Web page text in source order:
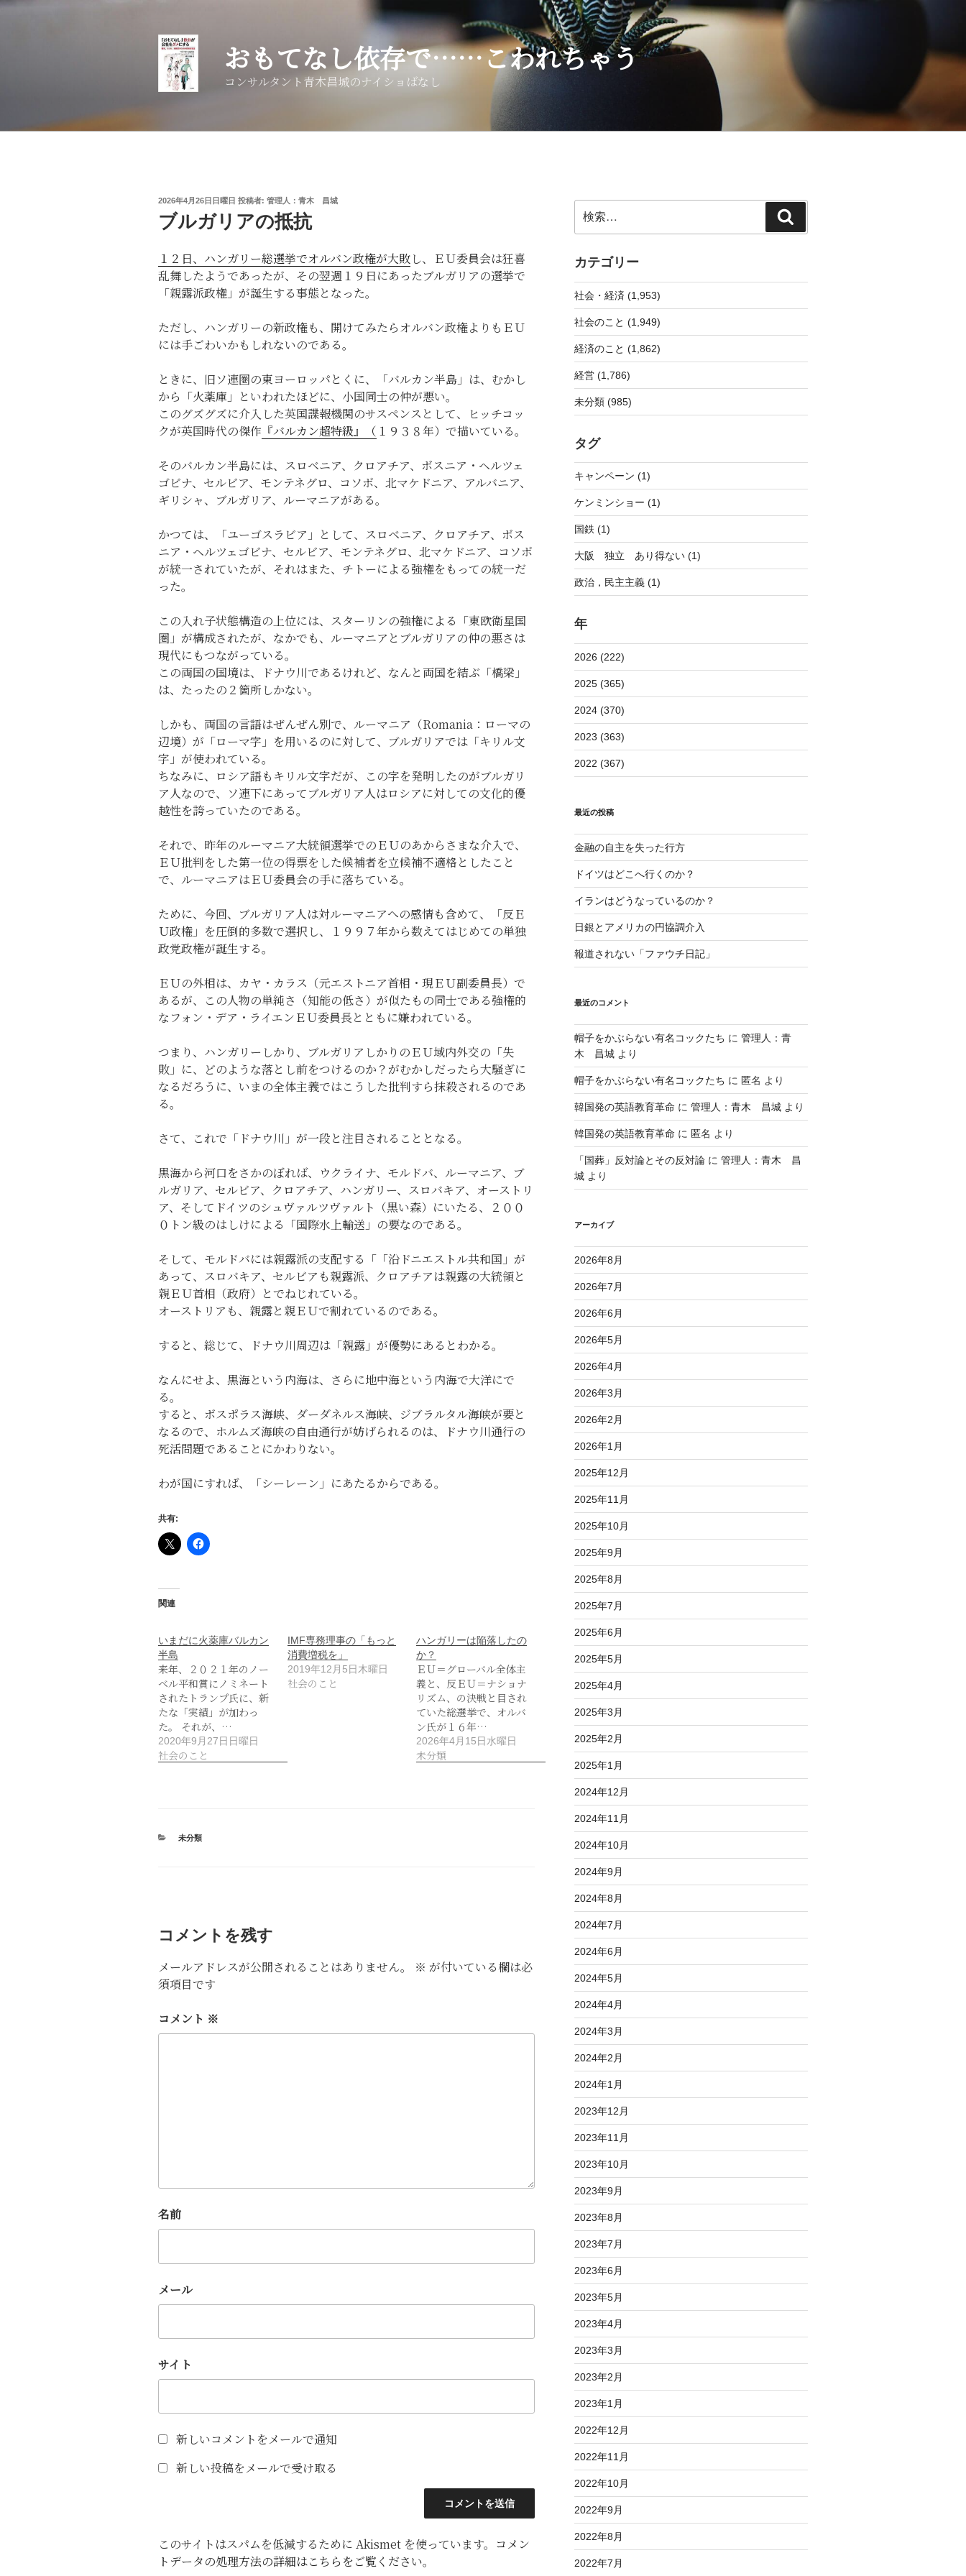
コ
キ
おもてなし依存で……こわれちゃう
コンサルタント青木昌城のナイショばなし
投
日:
2026年4月26日日曜日 投稿者: 管理人：青木 昌城
ブルガリアの抵抗
１２日、ハンガリー総選挙でオルバン政権が大敗し、ＥＵ委員会は狂喜
乱舞したようであったが、その翌週１９日にあったブルガリアの選挙で
「親露派政権」が誕生する事態となった。
ただし、ハンガリーの新政権も、開けてみたらオルバン政権よりもＥＵ
には手ごわいかもしれないのである。
ときに、旧ソ連圏の東ヨーロッパとくに、「バルカン半島」は、むかし
から「火薬庫」といわれたほどに、小国同士の仲が悪い。
このグズグズに介入した英国諜報機関のサスペンスとして、ヒッチコッ
クが英国時代の傑作 『バルカン超特級』（ １９３８年）で描いている。
そのバルカン半島には、スロベニア、クロアチア、ボスニア・ヘルツェ
ゴビナ、セルビア、モンテネグロ、コソボ、北マケドニア、アルバニア、
ギリシャ、ブルガリア、ルーマニアがある。
かつては、「ユーゴスラビア」として、スロベニア、クロアチア、ボス
ニア・ヘルツェゴビナ、セルビア、モンテネグロ、北マケドニア、コソボ
が統一されていたが、それはまた、チトーによる強権をもっての統一だ
った。
この入れ子状態構造の上位には、スターリンの強権による「東欧衛星国
圏」が構成されたが、なかでも、ルーマニアとブルガリアの仲の悪さは
現代にもつながっている。
この両国の国境は、ドナウ川であるけれど、なんと両国を結ぶ「橋梁」
は、たったの２箇所しかない。
しかも、両国の言語はぜんぜん別で、ルーマニア（Romania：ローマの
辺境）が「ローマ字」を用いるのに対して、ブルガリアでは「キリル文
字」が使われている。
ちなみに、ロシア語もキリル文字だが、この字を発明したのがブルガリ
ア人なので、ソ連下にあってブルガリア人はロシアに対しての文化的優
越性を誇っていたのである。
それで、昨年のルーマニア大統領選挙でのＥＵのあからさまな介入で、
ＥＵ批判をした第一位の得票をした候補者を立候補不適格としたこと
で、ルーマニアはＥＵ委員会の手に落ちている。
ために、今回、ブルガリア人は対ルーマニアへの感情も含めて、「反Ｅ
Ｕ政権」を圧倒的多数で選択し、１９９７年から数えてはじめての単独
政党政権が誕生する。
ＥＵの外相は、カヤ・カラス（元エストニア首相・現ＥＵ副委員長）で
あるが、この人物の単純さ（知能の低さ）が似たもの同士である強権的
なフォン・デア・ライエンＥＵ委員長とともに嫌われている。
つまり、ハンガリーしかり、ブルガリアしかりのＥＵ域内外交の「失
敗」に、どのような落とし前をつけるのか？がむかしだったら大騒ぎに
なるだろうに、いまの全体主義ではこうした批判すら抹殺されるのであ
る。
さて、これで「ドナウ川」が一段と注目されることとなる。
黒海から河口をさかのぼれば、ウクライナ、モルドバ、ルーマニア、ブ
ルガリア、セルビア、クロアチア、ハンガリー、スロバキア、オーストリ
ア、そしてドイツのシュヴァルツヴァルト（黒い森）にいたる、２００
０トン級のはしけによる「国際水上輸送」の要なのである。
そして、モルドバには親露派の支配する「「沿ドニエストル共和国」が
あって、スロバキア、セルビアも親露派、クロアチアは親露の大統領と
親ＥＵ首相（政府）とでねじれている。
オーストリアも、親露と親ＥＵで割れているのである。
すると、総じて、ドナウ川周辺は「親露」が優勢にあるとわかる。
なんにせよ、黒海という内海は、さらに地中海という内海で大洋にで
る。
すると、ボスポラス海峡、ダーダネルス海峡、ジブラルタル海峡が要と
なるので、ホルムズ海峡の自由通行が妨げられるのは、ドナウ川通行の
死活問題であることにかわりない。
わが国にすれば、「シーレーン」にあたるからである。
共有:
関連
いまだに火薬庫バルカン
半島
来年、２０２１年のノー
ベル平和賞にノミネート
されたトランプ氏に、新
たな「実績」が加わっ
た。 それが、…
2020年9月27日日曜日
社会のこと
IMF専務理事の「もっと
消費増税を」
2019年12月5日木曜日
社会のこと
ハンガリーは陥落したの
か？
ＥＵ＝グローバル全体主
義と、反ＥＵ＝ナショナ
リズム、の決戦と目され
ていた総選挙で、オルバ
ン氏が１６年…
2026年4月15日水曜日
未分類
カ
未分類
コメントを残す
メールアドレスが公開されることはありません。 ※ が付いている欄は必
須項目です
コメント ※
名前
メール
サイト
新しいコメントをメールで通知
新しい投稿をメールで受け取る
このサイトはスパムを低減するために Akismet を使っています。 コメン
トデータの処理方法の詳細はこちらをご覧ください。
索:
索
カテゴリー
社会・経済 (1,953)
社会のこと (1,949)
経済のこと (1,862)
経営 (1,786)
未分類 (985)
タグ
キャンペーン (1)
ケンミンショー (1)
国鉄 (1)
大阪 独立 あり得ない (1)
政治，民主主義 (1)
年
2026 (222)
2025 (365)
2024 (370)
2023 (363)
2022 (367)
最近の投稿
金融の自主を失った行方
ドイツはどこへ行くのか？
イランはどうなっているのか？
日銀とアメリカの円協調介入
報道されない「ファウチ日記」
最近のコメント
帽子をかぶらない有名コックたち に 管理人：青
木 昌城より
帽子をかぶらない有名コックたち に 匿名 より
韓国発の英語教育革命 に 管理人：青木 昌城より
韓国発の英語教育革命 に 匿名 より
「国葬」反対論とその反対論に 管理人：青木 昌
城より
アーカイブ
2026年8月
2026年7月
2026年6月
2026年5月
2026年4月
2026年3月
2026年2月
2026年1月
2025年12月
2025年11月
2025年10月
2025年9月
2025年8月
2025年7月
2025年6月
2025年5月
2025年4月
2025年3月
2025年2月
2025年1月
2024年12月
2024年11月
2024年10月
2024年9月
2024年8月
2024年7月
2024年6月
2024年5月
2024年4月
2024年3月
2024年2月
2024年1月
2023年12月
2023年11月
2023年10月
2023年9月
2023年8月
2023年7月
2023年6月
2023年5月
2023年4月
2023年3月
2023年2月
2023年1月
2022年12月
2022年11月
2022年10月
2022年9月
2022年8月
2022年7月